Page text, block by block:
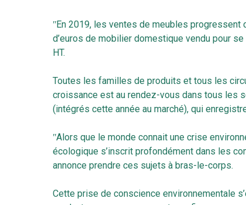
ʺEn 2019, les ventes de meubles progressent
d’euros de mobilier domestique vendu pour
HT.
Toutes les familles de produits et tous les
croissance est au rendez-vous dans tous les
(intégrés cette année au marché), qui
ʺAlors que le monde connait une crise
écologique s’inscrit profondément dans les
annonce prendre ces sujets à bras-le-corps.
Cette prise de conscience environnementale